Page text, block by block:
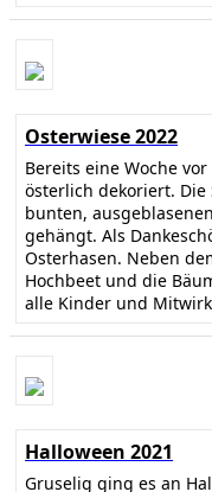
Osterwiese 2022
Bereits eine Woche
österlich dekoriert.
bunten,
gehängt. Als
Osterhasen. Neben
Hochbeet und die
alle Kinder und
Halloween 2021
Gruselig ging es an